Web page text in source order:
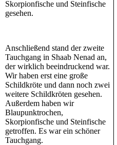
Skorpionfische und Steinfische
gesehen.
Anschließend stand der zweite
Tauchgang in Shaab Nenad an,
der wirklich beeindruckend war.
Wir haben erst eine große
Schildkröte und dann noch zwei
weitere Schildkröten gesehen.
Außerdem haben wir
Blaupunktrochen,
Skorpionfische und Steinfische
getroffen. Es war ein schöner
Tauchgang.